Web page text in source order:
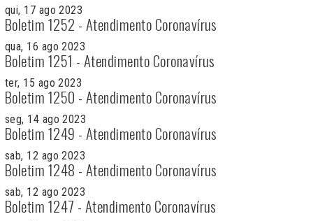
qui, 17 ago 2023
Boletim 1252 - Atendimento Coronavírus
qua, 16 ago 2023
Boletim 1251 - Atendimento Coronavírus
ter, 15 ago 2023
Boletim 1250 - Atendimento Coronavírus
seg, 14 ago 2023
Boletim 1249 - Atendimento Coronavírus
sab, 12 ago 2023
Boletim 1248 - Atendimento Coronavírus
sab, 12 ago 2023
Boletim 1247 - Atendimento Coronavírus